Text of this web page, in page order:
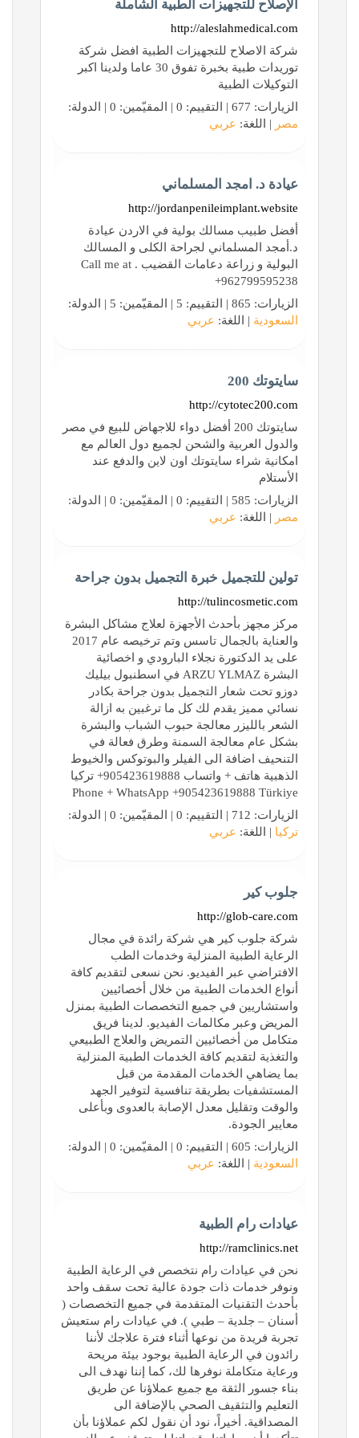
الإصلاح للتجهيزات الطبية الشاملة
http://aleslahmedical.com
شركة الاصلاح للتجهيزات الطبية افضل شركة
توريدات طبية بخبرة تفوق 30 عاما ولدينا اكبر
التوكيلات الطبية
الزيارات: 677 | التقييم: 0 | المقيّمين: 0 | الدولة:
مصر | اللغة: عربي
عيادة د. امجد المسلماني
http://jordanpenileimplant.website
أفضل طبيب مسالك بولية في الاردن عيادة
د.أمجد المسلماني لجراحة الكلى و المسالك
البولية و زراعة دعامات القضيب . Call me at
+962799595238
الزيارات: 865 | التقييم: 5 | المقيّمين: 5 | الدولة:
السعودية | اللغة: عربي
سايتوتك 200
http://cytotec200.com
سايتوتك 200 أفضل دواء للاجهاض للبيع في مصر
والدول العربية والشحن لجميع دول العالم مع
امكانية شراء سايتوتك اون لاين والدفع عند
الأستلام
الزيارات: 585 | التقييم: 0 | المقيّمين: 0 | الدولة:
مصر | اللغة: عربي
تولين للتجميل خبرة التجميل بدون جراحة
http://tulincosmetic.com
مركز مجهز بأحدث الأجهزة لعلاج مشاكل البشرة
والعناية بالجمال تاسس وتم ترخيصه عام 2017
على يد الدكتورة نجلاء البارودي و اخصائية
البشرة ARZU YLMAZ في اسطنبول بيليك
دوزو تحت شعار التجميل بدون جراحة بكادر
نسائي مميز يقدم لك كل ما ترغبين به ازالة
الشعر بالليزر معالجة حبوب الشباب والبشرة
بشكل عام معالجة السمنة وطرق فعالة في
التنحيف اضافة الى الفيلر والبوتوكس والخيوط
الذهبية هاتف + واتساب 905423619888+ تركيا
Phone + WhatsApp +905423619888 Türkiye
الزيارات: 712 | التقييم: 0 | المقيّمين: 0 | الدولة:
تركيا | اللغة: عربي
جلوب كير
http://glob-care.com
شركة جلوب كير هي شركة رائدة في مجال
الرعاية الطبية المنزلية وخدمات الطب
الافتراضي عبر الفيديو. نحن نسعى لتقديم كافة
أنواع الخدمات الطبية من خلال أخصائيين
واستشاريين في جميع التخصصات الطبية بمنزل
المريض وعبر مكالمات الفيديو. لدينا فريق
متكامل من أخصائيين التمريض والعلاج الطبيعي
والتغذية لتقديم كافة الخدمات الطبية المنزلية
بما يضاهي الخدمات المقدمة من قبل
المستشفيات بطريقة تنافسية لتوفير الجهد
والوقت وتقليل معدل الإصابة بالعدوى وبأعلى
معايير الجودة.
الزيارات: 605 | التقييم: 0 | المقيّمين: 0 | الدولة:
السعودية | اللغة: عربي
عيادات رام الطبية
http://ramclinics.net
نحن في عيادات رام نتخصص في الرعاية الطبية
ونوفر خدمات ذات جودة عالية تحت سقف واحد
بأحدث التقنيات المتقدمة في جميع التخصصات (
أسنان – جلدية – طبي ). في عيادات رام ستعيش
تجربة فريدة من نوعها أثناء فترة علاجك لأننا
رائدون في الرعاية الطبية بوجود بيئة مريحة
ورعاية متكاملة نوفرها لك، كما إننا نهدف الى
بناء جسور الثقة مع جميع عملاؤنا عن طريق
التعليم والتثقيف الصحي بالإضافة الى
المصداقية. أخيراً، نود أن نقول لكم عملاؤنا بأن